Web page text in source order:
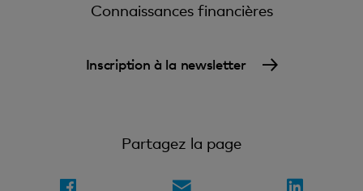
Connaissances financières
Inscription à la newsletter
Partagez la page